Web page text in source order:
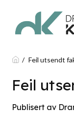
Feil utsendt
Feil
Publisert av